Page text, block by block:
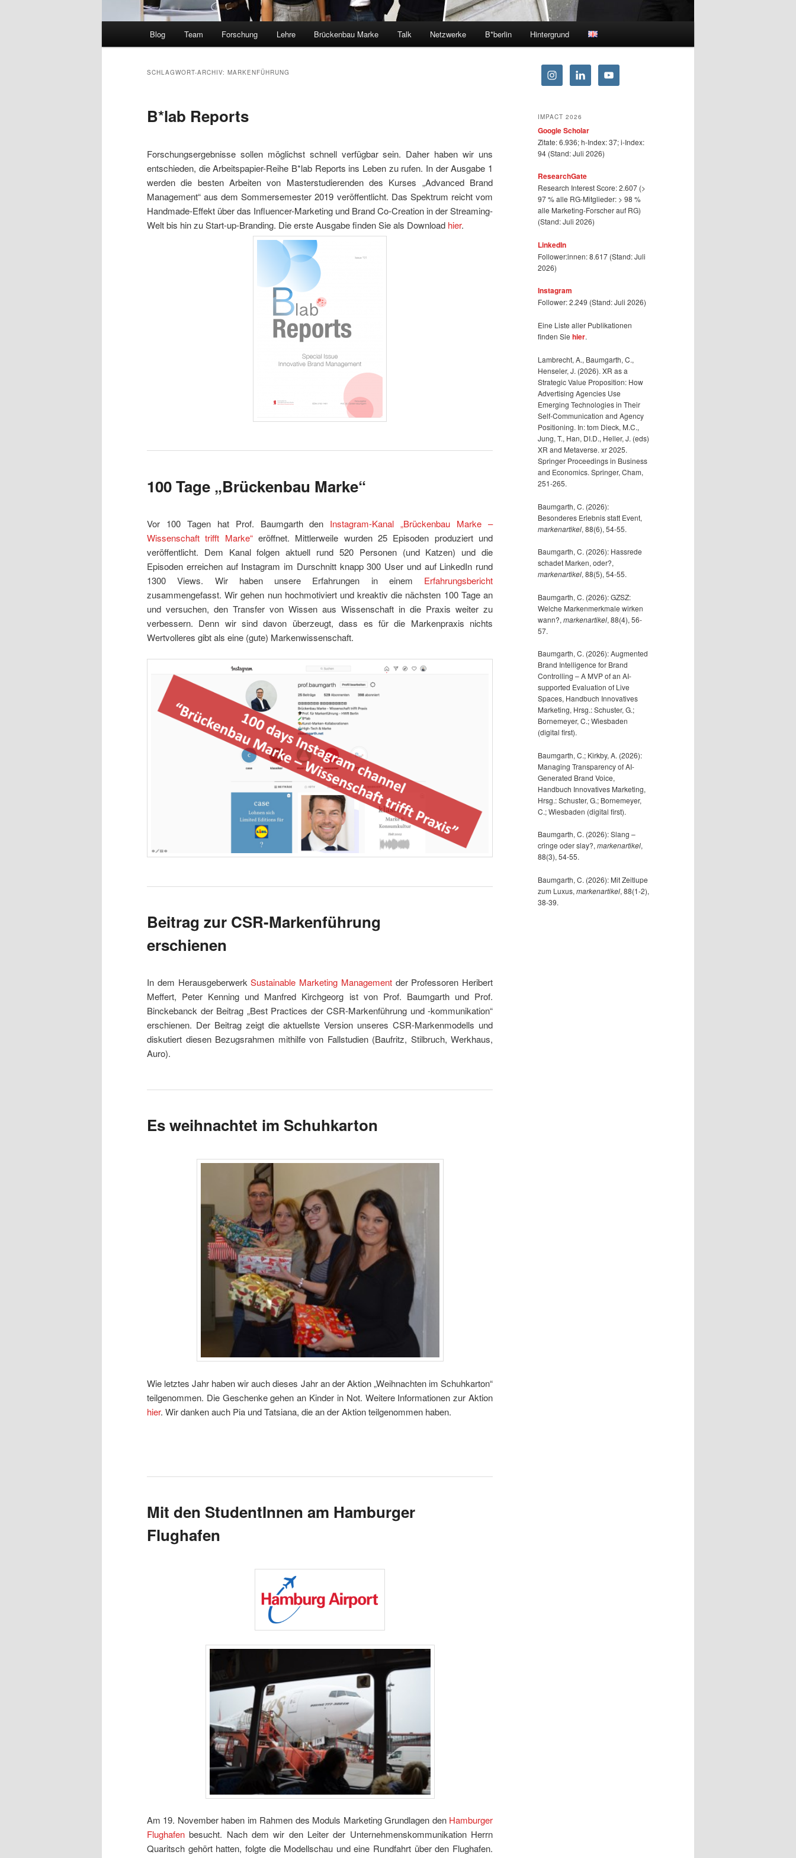
Blog Team Forschung Lehre Brückenbau Marke Talk Netzwerke B*berlin Hintergrund
SCHLAGWORT-ARCHIV: MARKENFÜHRUNG
B*lab Reports
Forschungsergebnisse sollen möglichst schnell verfügbar sein. Daher haben wir uns
entschieden, die Arbeitspapier-Reihe B*lab Reports ins Leben zu rufen. In der Ausgabe 1
werden die besten Arbeiten von Masterstudierenden des Kurses „Advanced Brand
Management“ aus dem Sommersemester 2019 veröffentlicht. Das Spektrum reicht vom
Handmade-Effekt über das Influencer-Marketing und Brand Co-Creation in der Streaming-
Welt bis hin zu Start-up-Branding. Die erste Ausgabe finden Sie als Download hier.
100 Tage „Brückenbau Marke“
Vor 100 Tagen hat Prof. Baumgarth den Instagram-Kanal „Brückenbau Marke –
Wissenschaft trifft Marke“eröffnet. Mittlerweile wurden 25 Episoden produziert und
veröffentlicht. Dem Kanal folgen aktuell rund 520 Personen (und Katzen) und die
Episoden erreichen auf Instagram im Durschnitt knapp 300 User und auf LinkedIn rund
1300 Views. Wir haben unsere Erfahrungen in einem Erfahrungsbericht
zusammengefasst. Wir gehen nun hochmotiviert und kreaktiv die nächsten 100 Tage an
und versuchen, den Transfer von Wissen aus Wissenschaft in die Praxis weiter zu
verbessern. Denn wir sind davon überzeugt, dass es für die Markenpraxis nichts
Wertvolleres gibt als eine (gute) Markenwissenschaft.
Beitrag zur CSR-Markenführung
erschienen
In dem HerausgeberwerkSustainable Marketing Management der Professoren Heribert
Meffert, Peter Kenning und Manfred Kirchgeorg ist von Prof. Baumgarth und Prof.
Binckebanck der Beitrag „Best Practices der CSR-Markenführung und -kommunikation“
erschienen. Der Beitrag zeigt die aktuellste Version unseres CSR-Markenmodells und
diskutiert diesen Bezugsrahmen mithilfe von Fallstudien (Baufritz, Stilbruch, Werkhaus,
Auro).
Es weihnachtet im Schuhkarton
Wie letztes Jahr haben wir auch dieses Jahr an der Aktion „Weihnachten im Schuhkarton“
teilgenommen. Die Geschenke gehen an Kinder in Not. Weitere Informationen zur Aktion
hier. Wir danken auch Pia und Tatsiana, die an der Aktion teilgenommen haben.
Mit den StudentInnen am Hamburger
Flughafen
Am 19. November haben im Rahmen des Moduls Marketing Grundlagen den Hamburger
Flughafen besucht. Nach dem wir den Leiter der Unternehmenskommunikation Herrn
Quaritsch gehört hatten, folgte die Modellschau und eine Rundfahrt über den Flughafen.
IMPACT 2026
Google Scholar
Zitate: 6.936; h-Index: 37; i-Index:
94 (Stand: Juli 2026)
ResearchGate
Research Interest Score: 2.607 (>
97 % alle RG-Mitglieder: > 98 %
alle Marketing-Forscher auf RG)
(Stand: Juli 2026)
LinkedIn
Follower:innen: 8.617 (Stand: Juli
2026)
Instagram
Follower: 2.249 (Stand: Juli 2026)
Eine Liste aller Publikationen
finden Sie hier.
Lambrecht, A., Baumgarth, C.,
Henseler, J. (2026). XR as a
Strategic Value Proposition: How
Advertising Agencies Use
Emerging Technologies in Their
Self-Communication and Agency
Positioning. In: tom Dieck, M.C.,
Jung, T., Han, DI.D., Heller, J. (eds)
XR and Metaverse. xr 2025.
Springer Proceedings in Business
and Economics. Springer, Cham,
251-265.
Baumgarth, C. (2026):
Besonderes Erlebnis statt Event,
markenartikel, 88(6), 54-55.
Baumgarth, C. (2026): Hassrede
schadet Marken, oder?,
markenartikel, 88(5), 54-55.
Baumgarth, C. (2026): GZSZ:
Welche Markenmerkmale wirken
wann?, markenartikel, 88(4), 56-
57.
Baumgarth, C. (2026): Augmented
Brand Intelligence for Brand
Controlling – A MVP of an AI-
supported Evaluation of Live
Spaces, Handbuch Innovatives
Marketing, Hrsg.: Schuster, G.;
Bornemeyer, C.; Wiesbaden
(digital first).
Baumgarth, C.; Kirkby, A. (2026):
Managing Transparency of AI-
Generated Brand Voice,
Handbuch Innovatives Marketing,
Hrsg.: Schuster, G.; Bornemeyer,
C.; Wiesbaden (digital first).
Baumgarth, C. (2026): Slang –
cringe oder slay?, markenartikel,
88(3), 54-55.
Baumgarth, C. (2026): Mit Zeitlupe
zum Luxus, markenartikel, 88(1-2),
38-39.